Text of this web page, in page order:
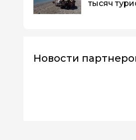
тысяч
Новости